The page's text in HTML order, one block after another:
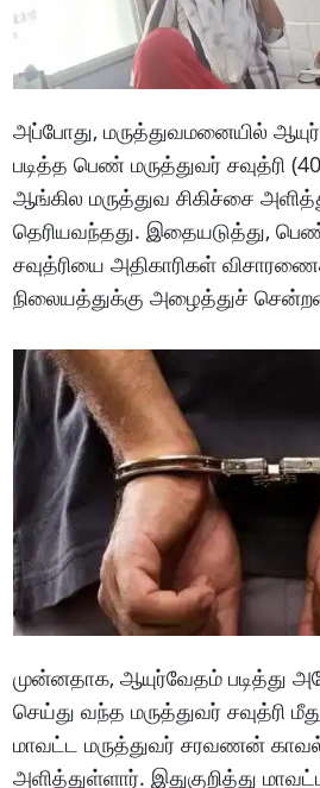
அப்போது, ​​மருத்துவமனையில்
படித்த பெண் மருத்துவர் சவுத்ரி
ஆங்கில மருத்துவ சிகிச்சை
தெரியவந்தது. இதையடுத்து,
சவுத்ரியை அதிகாரிகள்
நிலையத்துக்கு அழைத்துச்
முன்னதாக, ஆயுர்வேதம் படித்து
செய்து வந்த மருத்துவர் சவுத்ரி
மாவட்ட மருத்துவர் சரவணன் காவல்
அளித்துள்ளார். இதுகுறித்து